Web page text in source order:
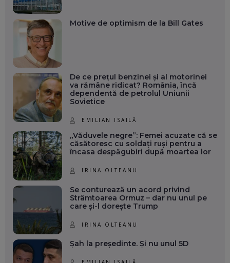
Motive de optimism de la Bill Gates
De ce prețul benzinei și al motorinei
va rămâne ridicat? România, încă
dependentă de petrolul Uniunii
Sovietice
EMILIAN ISAILĂ
„Văduvele negre”: Femei acuzate că se
căsătoresc cu soldați ruși pentru a
încasa despăgubiri după moartea lor
IRINA OLTEANU
Se conturează un acord privind
Strâmtoarea Ormuz – dar nu unul pe
care și-l dorește Trump
IRINA OLTEANU
Șah la președinte. Și nu unul 5D